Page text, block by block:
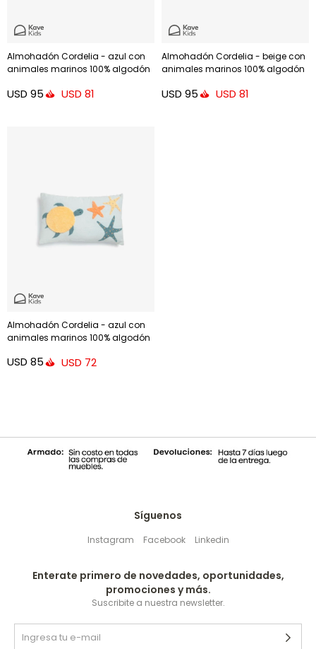
Almohadón Cordelia - azul con
animales marinos 100% algodón
USD 95 USD 81
Almohadón Cordelia - beige con
animales marinos 100% algodón
USD 95 USD 81
Almohadón Cordelia - azul con
animales marinos 100% algodón
USD 85 USD 72
Síguenos
Instagram Facebook Linkedin
Enterate primero de novedades, oportunidades,
promociones y más.
Suscribite a nuestra newsletter.